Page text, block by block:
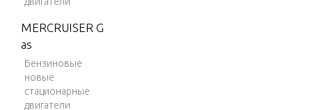
MERCRUISER G
as
Бензиновые
новые
стационарные
двигатели